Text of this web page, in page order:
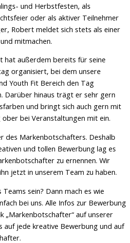
und Herbstfesten, als
oder als aktiver Teilnehmer
Robert meldet sich stets als einer
mitmachen.
hat außerdem bereits für seine
organisiert, bei dem unsere
Youth Fit Bereich den Tag
Darüber hinaus trägt er sehr gern
und bringt sich auch gern mit
bei Veranstaltungen mit ein.
des Markenbotschafters. Deshalb
und tollen Bewerbung lag es
zu ernennen. Wir
jetzt in unserem Team zu haben.
sein? Dann mach es wie
bei uns. Alle Infos zur Bewerbung
„Markenbotschafter“ auf unserer
auf jede kreative Bewerbung und auf